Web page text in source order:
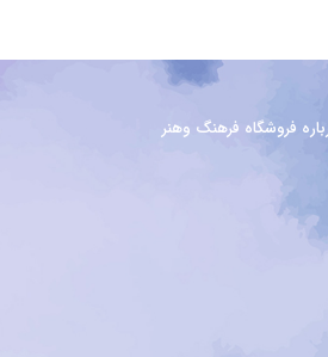
فروشگاه فرهنگ وهنر